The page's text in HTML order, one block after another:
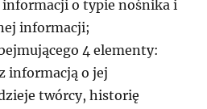
o typie nośnika i
informacji;
4 elementy:
informacją o jej
twórcy, historię